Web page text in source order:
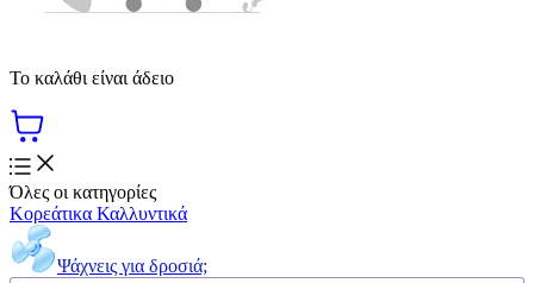
Το καλάθι είναι άδειο
Όλες οι κατηγορίες
Κορεάτικα Καλλυντικά
Ψάχνεις για δροσιά;